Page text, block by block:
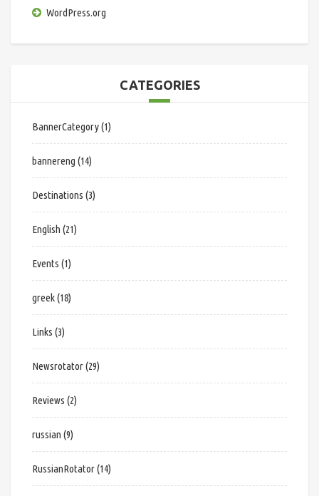
WordPress.org
CATEGORIES
BannerCategory(1)
bannereng (14)
Destinations (3)
English (21)
Events (1)
greek(18)
Links (3)
Newsrotator(29)
Reviews (2)
russian (9)
RussianRotator(14)